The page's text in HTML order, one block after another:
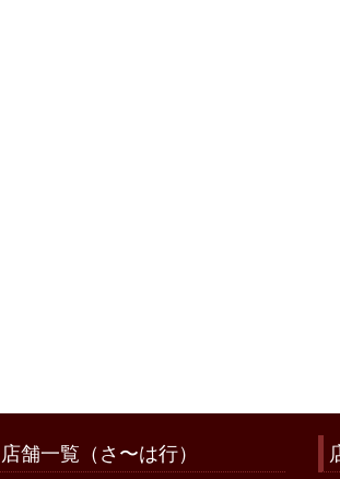
店舗一覧（さ〜は行）